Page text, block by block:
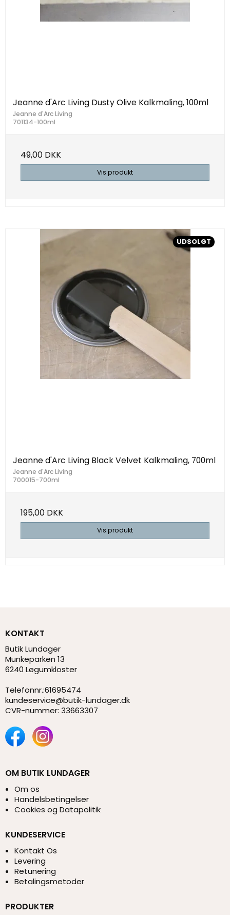
Jeanne d'Arc Living Dusty Olive Kalkmaling, 100ml
Jeanne d'Arc Living
701134-100ml
49,00 DKK
Vis produkt
UDSOLGT
Jeanne d'Arc Living Black Velvet Kalkmaling, 700ml
Jeanne d'Arc Living
700015-700ml
195,00 DKK
Vis produkt
KONTAKT
Butik Lundager
Munkeparken 13
6240 Løgumkloster
Telefonnr.:61695474
kundeservice@butik-lundager.dk
CVR-nummer: 33663307
OM BUTIK LUNDAGER
Om os
Handelsbetingelser
Cookies og Datapolitik
KUNDESERVICE
Kontakt Os
Levering
Retunering
Betalingsmetoder
PRODUKTER